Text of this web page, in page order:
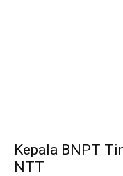
Kepala BNPT
NTT